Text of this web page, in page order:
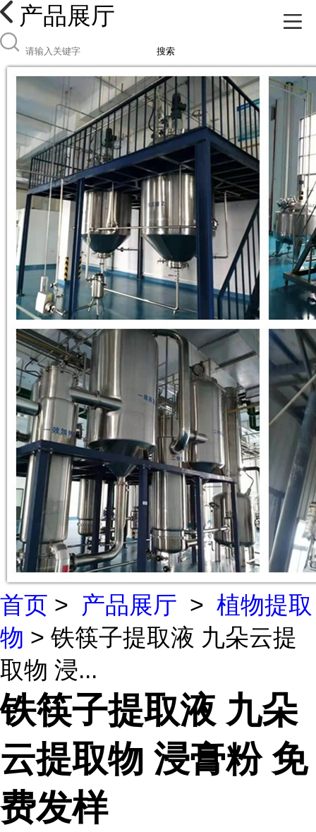
产品展厅
搜索
首页 > 产品展厅 > 植物提取
物 > 铁筷子提取液 九朵云提
取物 浸...
铁筷子提取液 九朵
云提取物 浸膏粉 免
费发样